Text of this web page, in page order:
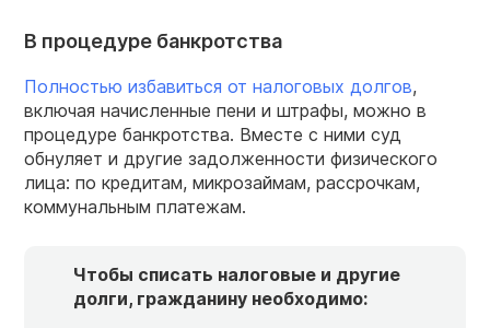
В процедуре банкротства
Полностью избавиться от налоговых долгов,
включая начисленные пени и штрафы, можно в
процедуре банкротства. Вместе с ними суд
обнуляет и другие задолженности физического
лица: по кредитам, микрозаймам, рассрочкам,
коммунальным платежам.
Чтобы списать налоговые и другие
долги, гражданину необходимо: